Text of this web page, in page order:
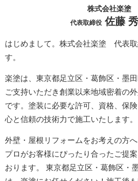
株式会社楽塗
代表取締役佐藤
はじめまして。株式会社楽塗 代表
す。
楽塗は、東京都足立区・葛飾区・墨
ご支持いただき創業以来地域密着の
です。塗装に必要な許可、資格、保
心と信頼の技術力で施工いたします。
外壁・屋根リフォームをお考えの方
プロがお客様にぴったり合ったご提
おります。 東京都足立区・葛飾区・